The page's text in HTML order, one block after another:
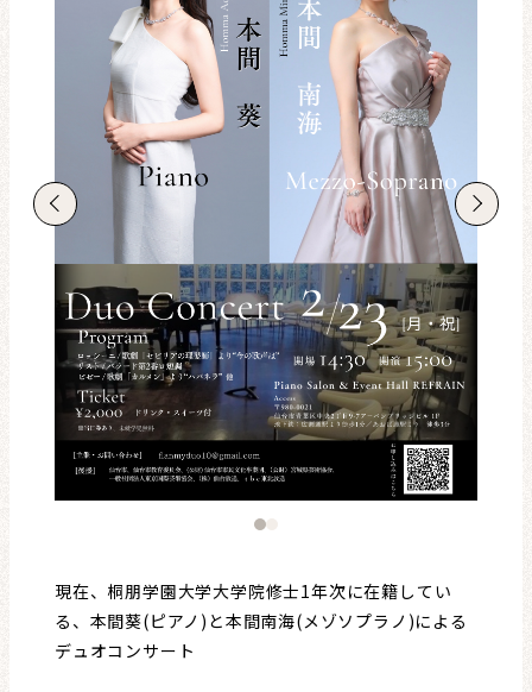
インタビュー
連載・コラム
レビュー・レコメンド
まちりょくについて
現在、桐朋学園大学大学院修士1年次に在籍してい
る、本間葵(ピアノ)と本間南海(メゾソプラノ)による
デュオコンサート